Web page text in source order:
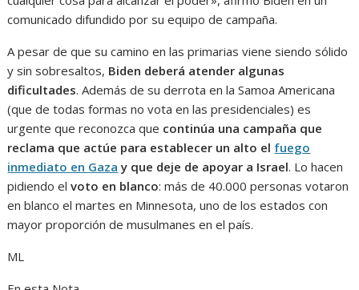
comunicado difundido por su equipo de campaña.
A pesar de que su camino en las primarias viene siendo sólido
y sin sobresaltos, Biden deberá atender algunas
dificultades. Además de su derrota en la Samoa Americana
(que de todas formas no vota en las presidenciales) es
urgente que reconozca que continúa una campaña que
reclama que actúe para establecer un alto el fuego
inmediato en Gaza y que deje de apoyar a Israel. Lo hacen
pidiendo elvoto en blanco: más de 40.000 personas votaron
en blanco el martes en Minnesota, uno de los estados con
mayor proporción de musulmanes en el país.
ML